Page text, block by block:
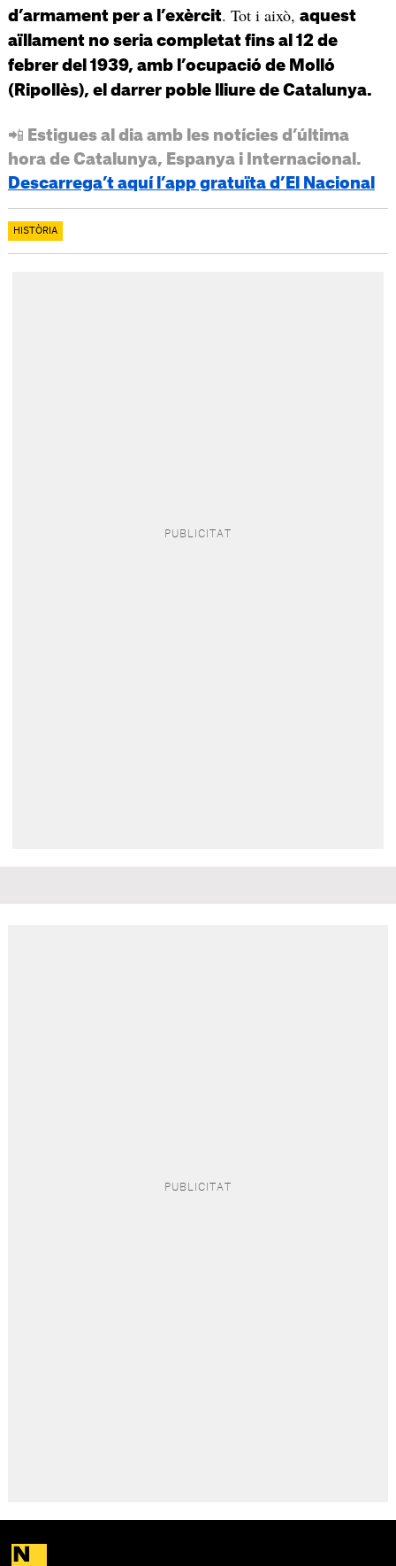
d’armament per a l’exèrcit. Tot i això, aquest
aïllament no seria completat fins al 12 de
febrer del 1939, amb l’ocupació de Molló
(Ripollès), el darrer poble lliure de Catalunya.
📲 Estigues al dia amb les notícies d’última
hora de Catalunya, Espanya i Internacional.
Descarrega’t aquí l’app gratuïta d’El Nacional
HISTÒRIA